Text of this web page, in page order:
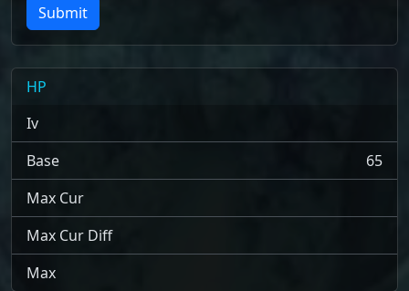
Submit
HP
Iv
Base
65
Max Cur
Max Cur Diff
Max